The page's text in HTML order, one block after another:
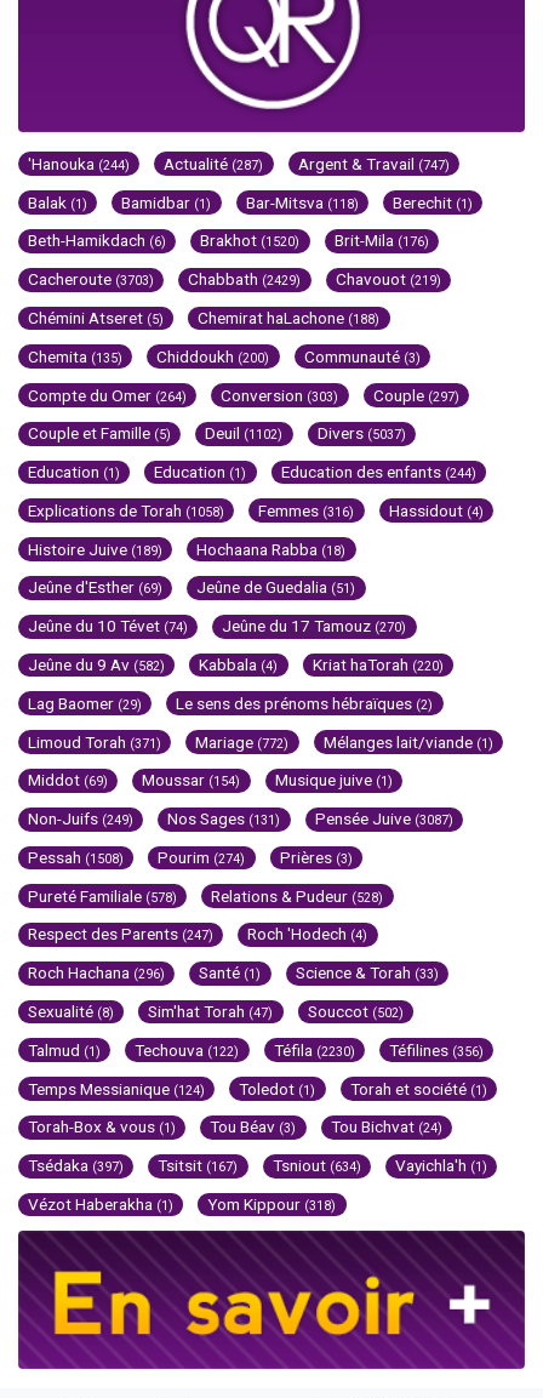
'Hanouka (244) Actualité (287) Argent & Travail (747)
Balak (1) Bamidbar (1) Bar-Mitsva (118) Berechit (1)
Beth-Hamikdach (6) Brakhot (1520) Brit-Mila (176)
Cacheroute (3703) Chabbath (2429) Chavouot (219)
Chémini Atseret (5) Chemirat haLachone (188)
Chemita (135) Chiddoukh (200) Communauté (3)
Compte du Omer (264) Conversion (303) Couple (297)
Couple et Famille (5) Deuil (1102) Divers (5037)
Education (1) Education (1) Education des enfants (244)
Explications de Torah (1058) Femmes (316) Hassidout (4)
Histoire Juive (189) Hochaana Rabba (18)
Jeûne d'Esther (69) Jeûne de Guedalia (51)
Jeûne du 10 Tévet (74) Jeûne du 17 Tamouz (270)
Jeûne du 9 Av (582) Kabbala (4) Kriat haTorah (220)
Lag Baomer (29) Le sens des prénoms hébraïques (2)
Limoud Torah (371) Mariage (772) Mélanges lait/viande (1)
Middot (69) Moussar (154) Musique juive (1)
Non-Juifs (249) Nos Sages (131) Pensée Juive (3087)
Pessah (1508) Pourim (274) Prières (3)
Pureté Familiale (578) Relations & Pudeur (528)
Respect des Parents (247) Roch 'Hodech (4)
Roch Hachana (296) Santé (1) Science & Torah (33)
Sexualité (8) Sim'hat Torah (47) Souccot (502)
Talmud (1) Techouva (122) Téfila (2230) Téfilines (356)
Temps Messianique (124) Toledot (1) Torah et société (1)
Torah-Box & vous (1) Tou Béav (3) Tou Bichvat (24)
Tsédaka (397) Tsitsit (167) Tsniout (634) Vayichla'h (1)
Vézot Haberakha (1) Yom Kippour (318)